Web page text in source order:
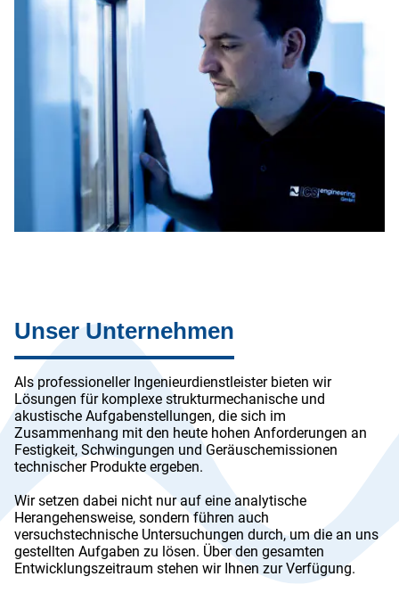
Unser Unternehmen
Als professioneller Ingenieurdienstleister bieten wir
Lösungen für komplexe strukturmechanische und
akustische Aufgabenstellungen, die sich im
Zusammenhang mit den heute hohen Anforderungen an
Festigkeit, Schwingungen und Geräuschemissionen
technischer Produkte ergeben.
Wir setzen dabei nicht nur auf eine analytische
Herangehensweise, sondern führen auch
versuchstechnische Untersuchungen durch, um die an uns
gestellten Aufgaben zu lösen. Über den gesamten
Entwicklungszeitraum stehen wir Ihnen zur Verfügung.